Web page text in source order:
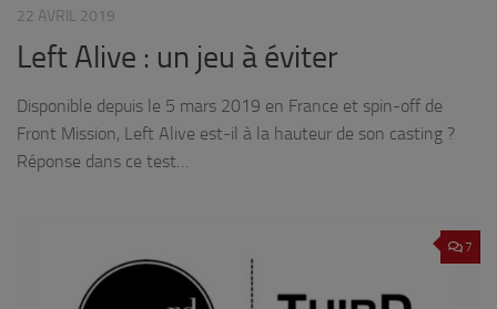
22 AVRIL 2019
Left Alive : un jeu à éviter
Disponible depuis le 5 mars 2019 en France et spin-off de
Front Mission, Left Alive est-il à la hauteur de son casting ?
Réponse dans ce test…
7